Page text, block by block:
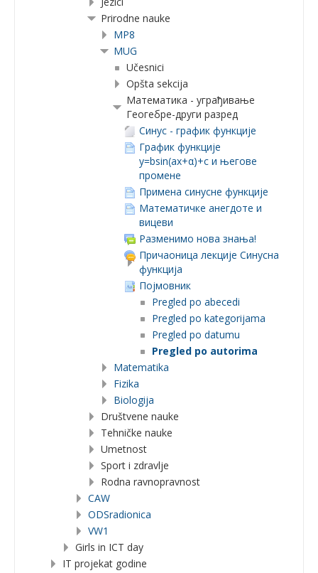
Prirodne nauke
MP8
MUG
Učesnici
Opšta sekcija
Математика - уграђивање
Геогебре-други разред
Синус - график функције
График функције
y=bsin(ax+α)+c и његове
промене
Примена синусне функције
Математичке анегдоте и
вицеви
Разменимо нова знања!
Причаоница лекције Синусна
функција
Појмовник
Pregled po abecedi
Pregled po kategorijama
Pregled po datumu
Pregled po autorima
Matematika
Fizika
Biologija
Društvene nauke
Tehničke nauke
Umetnost
Sport i zdravlje
Rodna ravnopravnost
CAW
ODSradionica
VW1
Girls in ICT day
IT projekat godine